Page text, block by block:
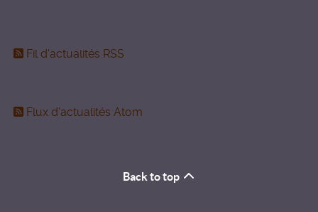
Fil d'actualités RSS
Flux d'actualités Atom
Back to top